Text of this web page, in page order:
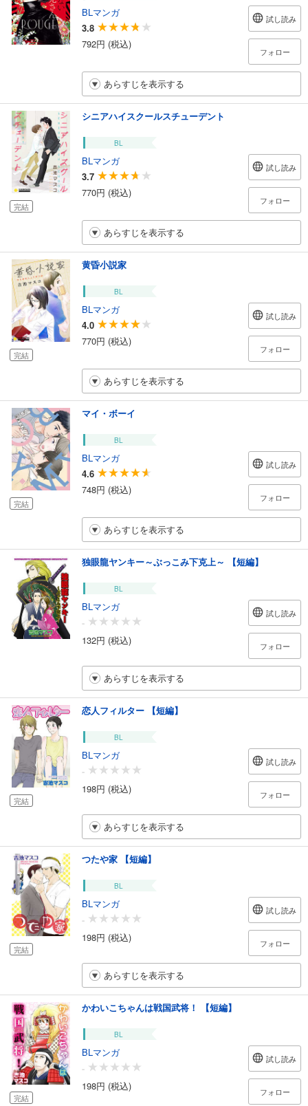
BLマンガ
3.8
792円 (税込)
試し読み
フォロー
あらすじを表示する
完結
シニアハイスクールスチューデント
BL
BLマンガ
3.7
770円 (税込)
試し読み
フォロー
あらすじを表示する
完結
黄昏小説家
BL
BLマンガ
4.0
770円 (税込)
試し読み
フォロー
あらすじを表示する
完結
マイ・ボーイ
BL
BLマンガ
4.6
748円 (税込)
試し読み
フォロー
あらすじを表示する
独眼龍ヤンキー～ぶっこみ下克上～ 【短編】
BL
BLマンガ
-
132円 (税込)
試し読み
フォロー
あらすじを表示する
完結
恋人フィルター 【短編】
BL
BLマンガ
-
198円 (税込)
試し読み
フォロー
あらすじを表示する
完結
つたや家 【短編】
BL
BLマンガ
-
198円 (税込)
試し読み
フォロー
あらすじを表示する
完結
かわいこちゃんは戦国武将！ 【短編】
BL
BLマンガ
-
198円 (税込)
試し読み
フォロー